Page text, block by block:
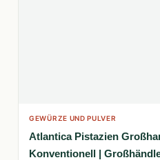
GEWÜRZE UND PULVER
Atlantica Pistazien
Konventionell |